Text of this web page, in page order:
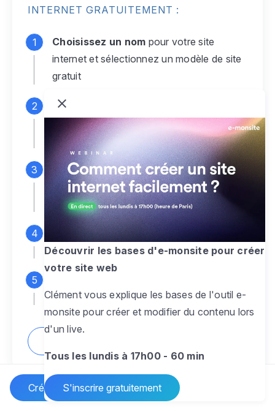
Créer un site Internet
INTERNET GRATUITEMENT :
Choisissez un nom pour votre site
internet et sélectionnez un modèle de site
gratuit
Connectez-vous
monsite gratuit pour accéder à votre
espace d'administration
Personnalisez entièrement le
designpour créer un site web sur-mesure,
à votre image
Ajoutez des pagessans limite pour
présenter votre activité, votre passion
pour rendre votre site dynamique
Découvrir les bases d'e-monsite pour créer
votre site web
Clément vous explique les bases de l'outil e-
monsite pour créer et modifier du contenu lors
d'un live.
Tous les lundis à 17h00 - 60 min
S'inscrire gratuitement